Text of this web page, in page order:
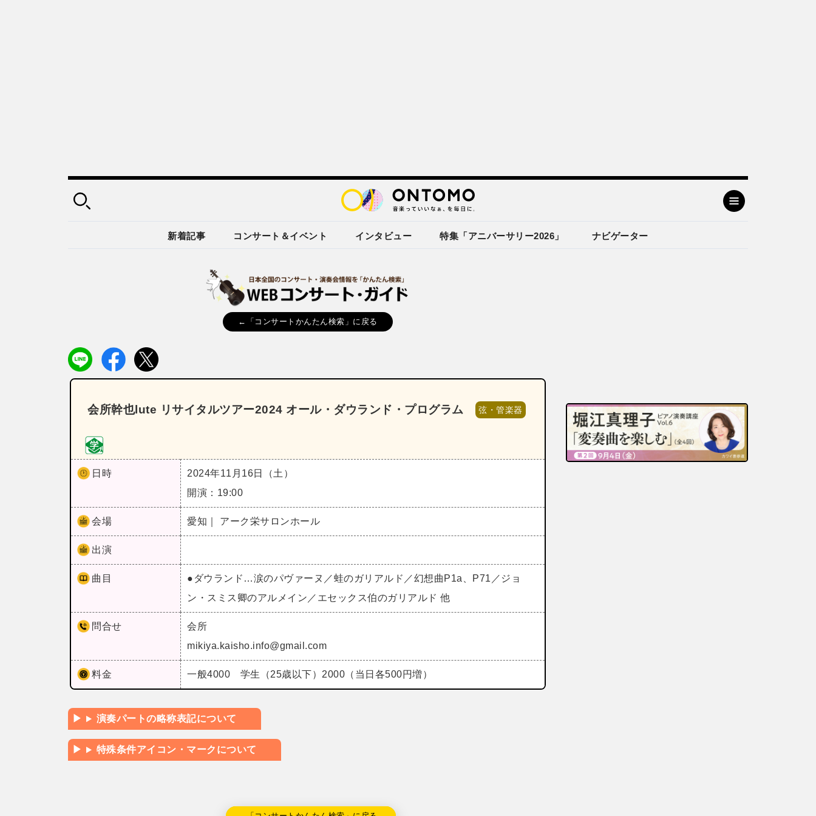
新着記事 コンサート＆イベント インタビュー 特集「アニバーサリー2026」 ナビゲーター
←「コンサートかんたん検索」に戻る
会所幹也lute リサイタルツアー2024 オール・ダウランド・プログラム 弦・管楽器
日時
2024年11月16日（土）
開演：19:00
会場 愛知｜ アーク栄サロンホール
出演
曲目
●ダウランド…涙のパヴァーヌ／蛙のガリアルド／幻想曲P1a、P71／ジョ
ン・スミス卿のアルメイン／エセックス伯のガリアルド 他
問合せ
会所
mikiya.kaisho.info@gmail.com
料金 一般4000 学生（25歳以下）2000（当日各500円増）
演奏パートの略称表記について
特殊条件アイコン・マークについて